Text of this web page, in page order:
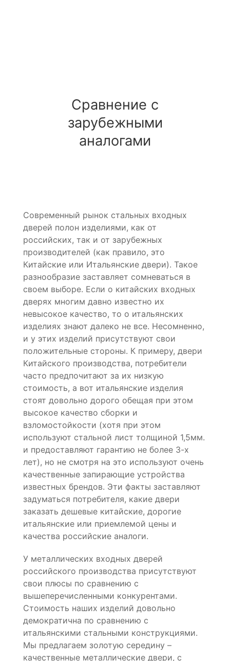
Сравнение с
зарубежными
аналогами
Современный рынок стальных входных
дверей полон изделиями, как от
российских, так и от зарубежных
производителей (как правило, это
Китайские или Итальянские двери). Такое
разнообразие заставляет сомневаться в
своем выборе. Если о китайских входных
дверях многим давно известно их
невысокое качество, то о итальянских
изделиях знают далеко не все. Несомненно,
и у этих изделий присутствуют свои
положительные стороны. К примеру, двери
Китайского производства, потребители
часто предпочитают за их низкую
стоимость, а вот итальянские изделия
стоят довольно дорого обещая при этом
высокое качество сборки и
взломостойкости (хотя при этом
используют стальной лист толщиной 1,5мм.
и предоставляют гарантию не более 3-х
лет), но не смотря на это используют очень
качественные запирающие устройства
известных брендов. Эти факты заставляют
задуматься потребителя, какие двери
заказать дешевые китайские, дорогие
итальянские или приемлемой цены и
качества российские аналоги.
У металлических входных дверей
российского производства присутствуют
свои плюсы по сравнению с
вышеперечисленными конкурентами.
Стоимость наших изделий довольно
демократична по сравнению с
итальянскими стальными конструкциями.
Мы предлагаем золотую середину –
качественные металлические двери, с